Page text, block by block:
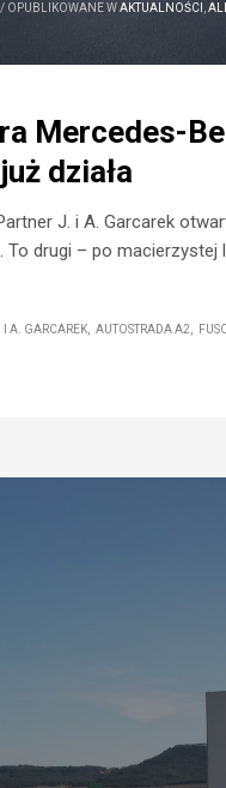
/ OPUBLIKOWANE WAKTUALNOŚCI ,
Mercedes-
działa
J. i A. Garcarek
drugi – po macierzystej
I A. GARCAREK AUTOSTRADA A2